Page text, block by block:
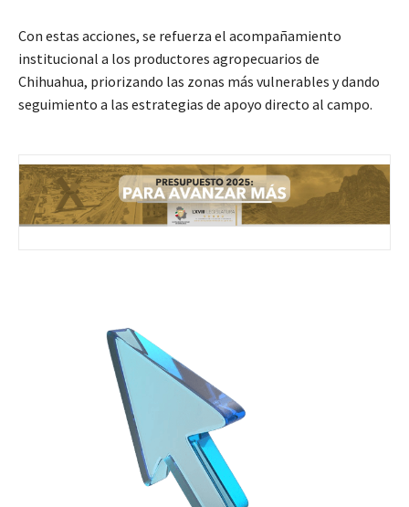
Con estas acciones, se refuerza el acompañamiento
institucional a los productores agropecuarios de
Chihuahua, priorizando las zonas más vulnerables y dando
seguimiento a las estrategias de apoyo directo al campo.